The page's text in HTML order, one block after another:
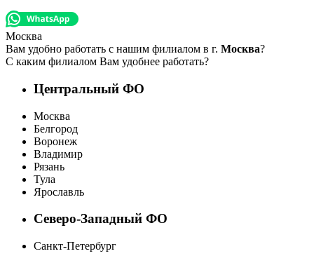
Москва
Вам удобно работать с нашим филиалом в г. Москва?
С каким филиалом Вам удобнее работать?
Центральный ФО
Москва
Белгород
Воронеж
Владимир
Рязань
Тула
Ярославль
Северо-Западный ФО
Санкт-Петербург